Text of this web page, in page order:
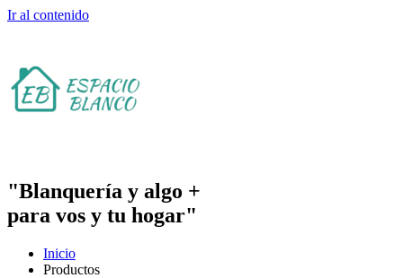
Ir al contenido
"Blanquería y algo +
para vos y tu hogar"
Inicio
Productos